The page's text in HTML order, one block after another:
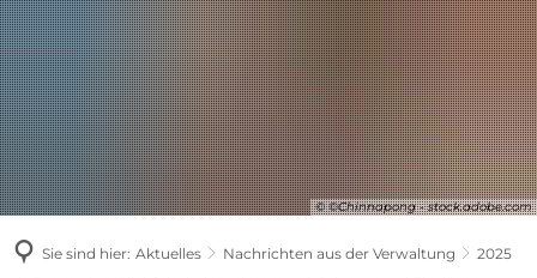
© ©Chinnapong - stock.adobe.com
Sie sind hier: Aktuelles Nachrichten aus der Verwaltung
2025